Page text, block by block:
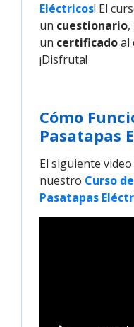
Eléctricos! El
un cuestionario,
un certificadoal
¡Disfruta!
Cómo
Pasatapas
El siguiente
nuestro Curso
Pasatapas